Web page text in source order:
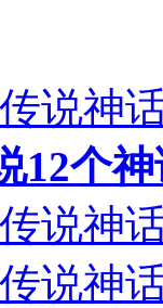
说神
12个
说神
说神